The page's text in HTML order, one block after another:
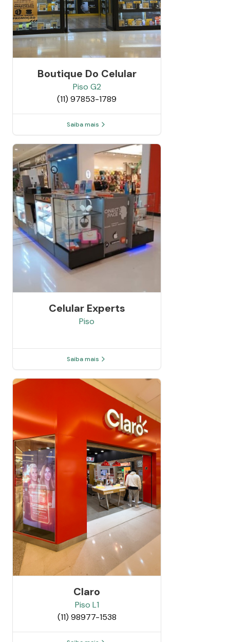
Boutique Do Celular
Piso G2
(11) 97853-1789
Saiba mais
Celular Experts
Piso
Saiba mais
Claro
Piso L1
(11) 98977-1538